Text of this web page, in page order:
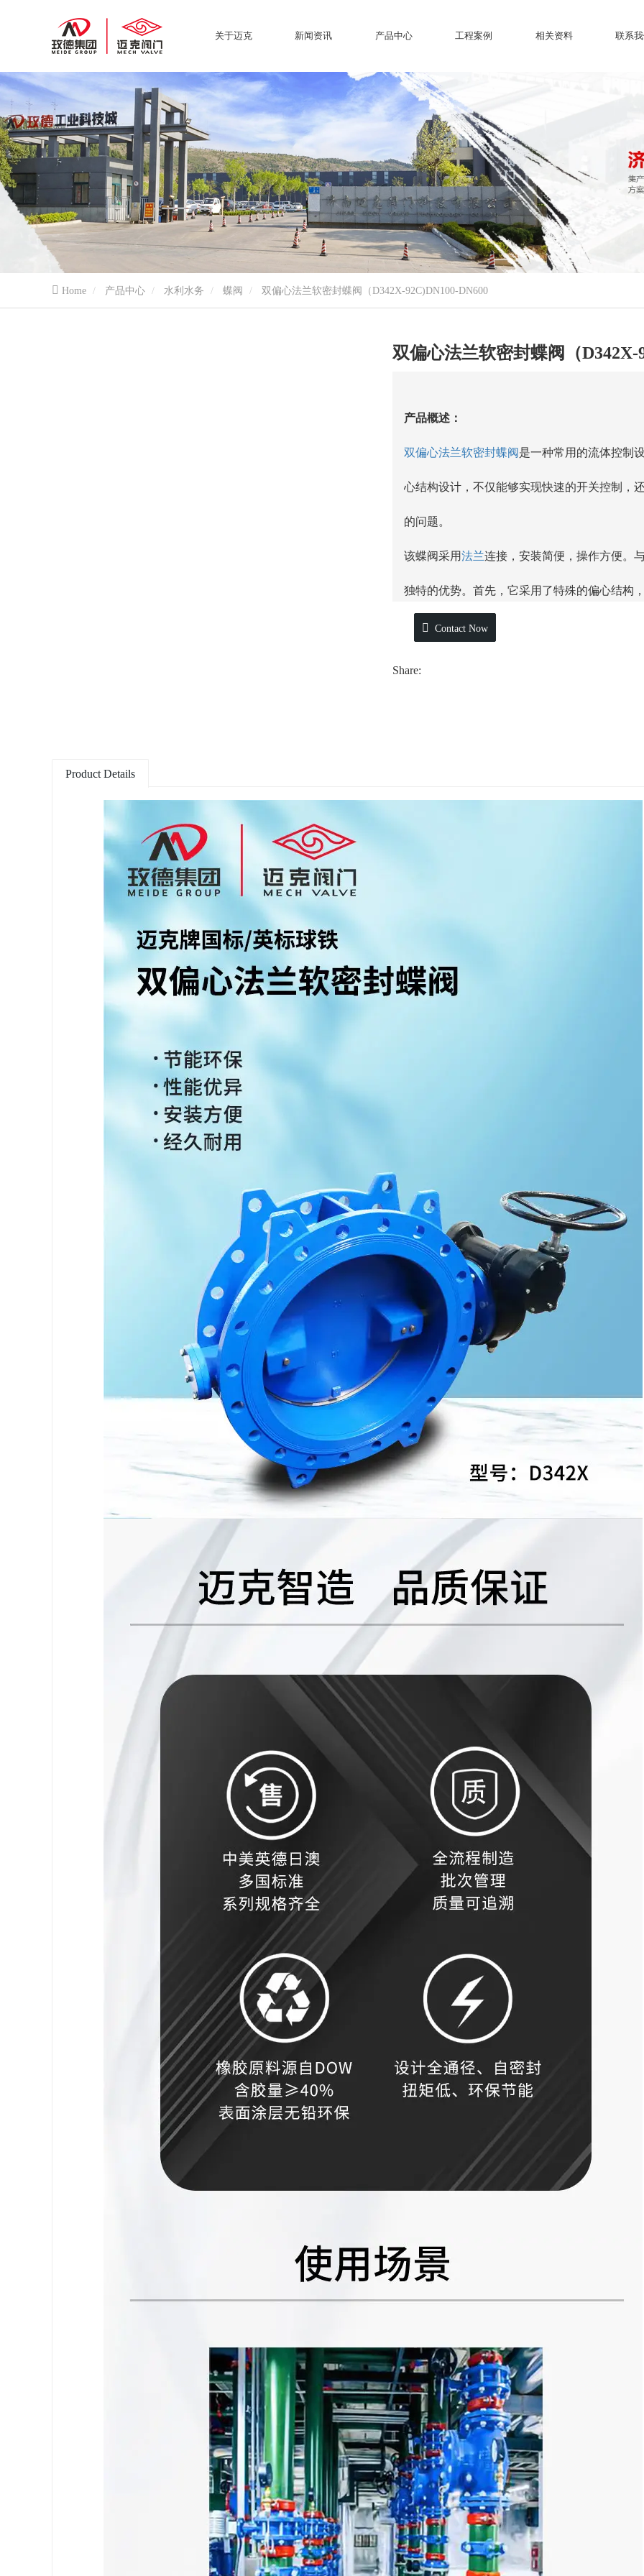
关于迈克 新闻资讯 产品中心 工程案例 相关资料 联系
Home 产品中心 水利水务 蝶阀 双偏心法兰软密封蝶阀（D342X-92C)DN100-DN600
双偏心法兰软密封蝶阀（D342X-
产品概述：
双偏心法兰软密封蝶阀是一种常用的流体控制
心结构设计，不仅能够实现快速的开关控制，
的问题。
该蝶阀采用法兰连接，安装简便，操作方便。
独特的优势。首先，它采用了特殊的偏心结构
的接触，减少了阀门的磨损和摩擦，延长了
Contact Now
Share:
Product Details